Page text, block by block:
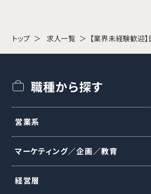
案にも注力しています。 【魅力
難易度の高い手術を支える仕
す。研修はボーンモデルを用い
とオンライン学習、集合研修
わせて行い、未経験からでも
と実践力を習得できます。 【
師への製品紹介・情報提供お
ち合わせ ○手術立会い ○手術
械・インプラントの手配と医
トップ 求人一覧 【業界未経験歓迎
職種から探す
営業系
マーケティング／企画／教育
経営層